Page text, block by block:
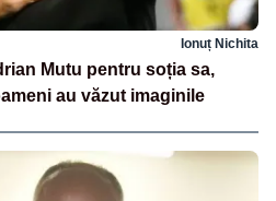
Ionuț Nichita
Mutu pentru soția sa,
au văzut imaginile